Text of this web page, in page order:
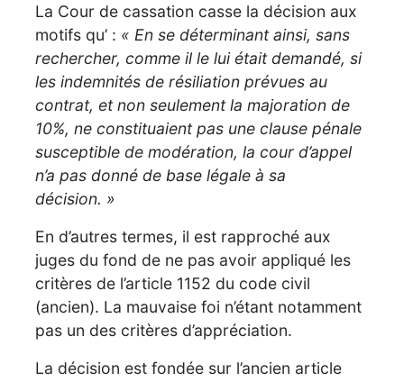
La Cour de cassation casse la décision aux
motifs qu’ : « En se déterminant ainsi, sans
rechercher, comme il le lui était demandé, si
les indemnités de résiliation prévues au
contrat, et non seulement la majoration de
10%, ne constituaient pas une clause pénale
susceptible de modération, la cour d’appel
n’a pas donné de base légale à sa
décision. »
En d’autres termes, il est rapproché aux
juges du fond de ne pas avoir appliqué les
critères de l’article 1152 du code civil
(ancien). La mauvaise foi n’étant notamment
pas un des critères d’appréciation.
La décision est fondée sur l’ancien article